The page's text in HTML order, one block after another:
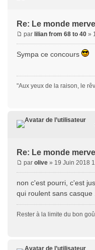
Re: Le monde
par lilian from 68 to 40 »
Sympa ce concours
"Aux yeux de la raison, le
Re: Le monde
par olive » 19 Juin 2018
non c'est pourri, c'est
qui roulent sans casque
Rester à la limite du bon